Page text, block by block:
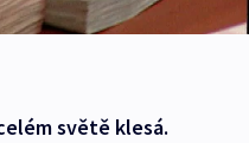
světě klesá.